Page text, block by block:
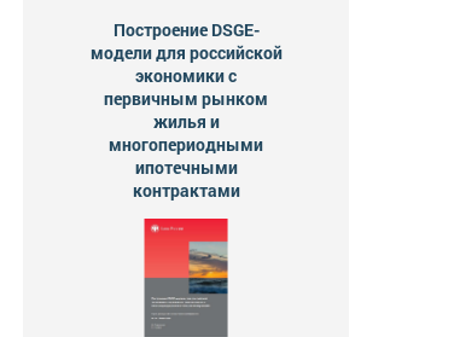
Построение DSGE-
модели для российской
экономики с
первичным рынком
жилья и
многопериодными
ипотечными
контрактами